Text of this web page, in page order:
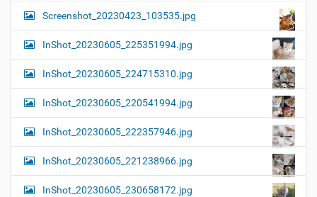
Screenshot_20230423_103535.jpg
InShot_20230605_225351994.jpg
InShot_20230605_224715310.jpg
InShot_20230605_220541994.jpg
InShot_20230605_222357946.jpg
InShot_20230605_221238966.jpg
InShot_20230605_230658172.jpg